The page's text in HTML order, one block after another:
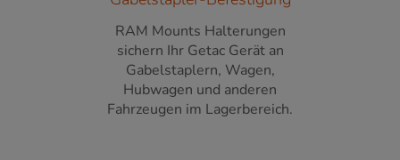
RAM Mounts Halterungen
sichern Ihr Getac Gerät an
Gabelstaplern, Wagen,
Hubwagen und anderen
Fahrzeugen im Lagerbereich.